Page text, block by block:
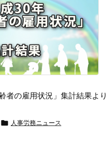
者の雇用状況」集計結果より
 人事労務ニュース